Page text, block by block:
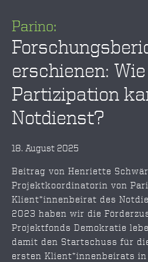
Parino:
erschienen:
Partizipation
Notdienst?
18. August 2025
Beitrag von Henriette
Projektkoordinatorin von
Klient*innenbeirat des
2023 haben wir die
Projektfonds Demokratie
damit den Startschuss für
ersten Klient*innenbeirats